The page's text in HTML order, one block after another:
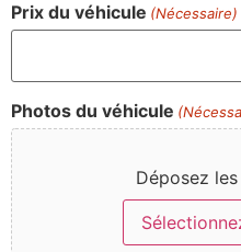
Prix du véhicule (Nécessaire)
Photos du véhicule
Déposez